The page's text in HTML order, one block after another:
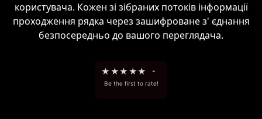
користувача. Кожен зі зібраних потоків інформації
проходження рядка через зашифроване з' єднання
безпосередньо до вашого переглядача.
★ ★★ ★★ -
Be the first to rate!